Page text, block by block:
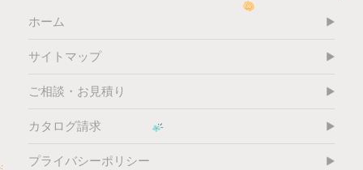
ホーム
サイトマップ
ご相談・お見積り
カタログ請求
プライバシーポリシー